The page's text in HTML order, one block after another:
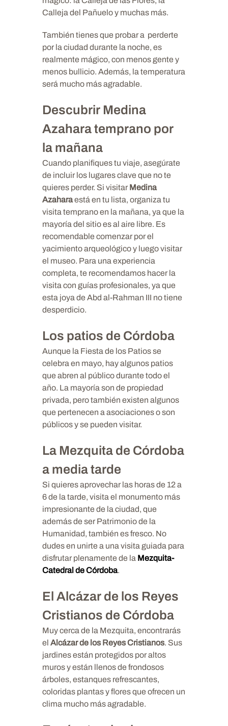
Calleja del Pañuelo y muchas más.
También tienes que probar a perderte
por la ciudad durante la noche, es
realmente mágico, con menos gente y
menos bullicio. Además, la temperatura
será mucho más agradable.
Descubrir Medina
Azahara temprano por
la mañana
Cuando planifiques tu viaje, asegúrate
de incluir los lugares clave que no te
quieres perder. Si visitar Medina
Azaharaestá en tu lista, organiza tu
visita temprano en la mañana, ya que la
mayoría del sitio es al aire libre. Es
recomendable comenzar por el
yacimiento arqueológico y luego visitar
el museo. Para una experiencia
completa, te recomendamos hacer la
visita con guías profesionales, ya que
esta joya de Abd al-Rahman III no tiene
desperdicio.
Los patios de Córdoba
Aunque la Fiesta de los Patios se
celebra en mayo, hay algunos patios
que abren al público durante todo el
año. La mayoría son de propiedad
privada, pero también existen algunos
que pertenecen a asociaciones o son
públicos y se pueden visitar.
La Mezquita de Córdoba
a media tarde
Si quieres aprovechar las horas de 12 a
6 de la tarde, visita el monumento más
impresionante de la ciudad, que
además de ser Patrimonio de la
Humanidad, también es fresco. No
dudes en unirte a una visita guiada para
disfrutar plenamente de la Mezquita-
Catedral de Córdoba.
El Alcázar de los Reyes
Cristianos de Córdoba
Muy cerca de la Mezquita, encontrarás
elAlcázar de los Reyes Cristianos. Sus
jardines están protegidos por altos
muros y están llenos de frondosos
árboles, estanques refrescantes,
coloridas plantas y flores que ofrecen un
clima mucho más agradable.